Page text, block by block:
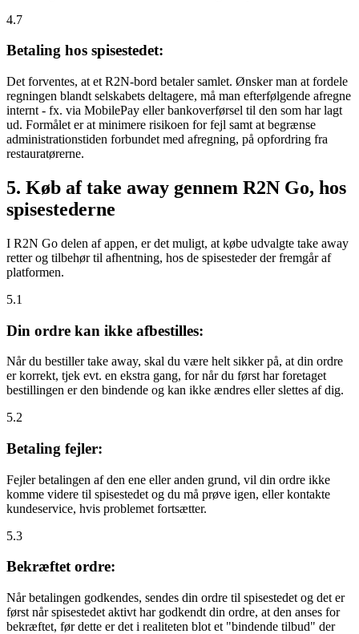
4.7
Betaling hos spisestedet:
Det forventes, at et R2N-bord betaler samlet. Ønsker man at fordele
regningen blandt selskabets deltagere, må man efterfølgende afregne
internt - fx. via MobilePay eller bankoverførsel til den som har lagt
ud. Formålet er at minimere risikoen for fejl samt at begrænse
administrationstiden forbundet med afregning, på opfordring fra
restauratørerne.
5. Køb af take away gennem R2N Go, hos
spisestederne
I R2N Go delen af appen, er det muligt, at købe udvalgte take away
retter og tilbehør til afhentning, hos de spisesteder der fremgår af
platformen.
5.1
Din ordre kan ikke afbestilles:
Når du bestiller take away, skal du være helt sikker på, at din ordre
er korrekt, tjek evt. en ekstra gang, for når du først har foretaget
bestillingen er den bindende og kan ikke ændres eller slettes af dig.
5.2
Betaling fejler:
Fejler betalingen af den ene eller anden grund, vil din ordre ikke
komme videre til spisestedet og du må prøve igen, eller kontakte
kundeservice, hvis problemet fortsætter.
5.3
Bekræftet ordre:
Når betalingen godkendes, sendes din ordre til spisestedet og det er
først når spisestedet aktivt har godkendt din ordre, at den anses for
bekræftet, før dette er det i realiteten blot et "bindende tilbud" der